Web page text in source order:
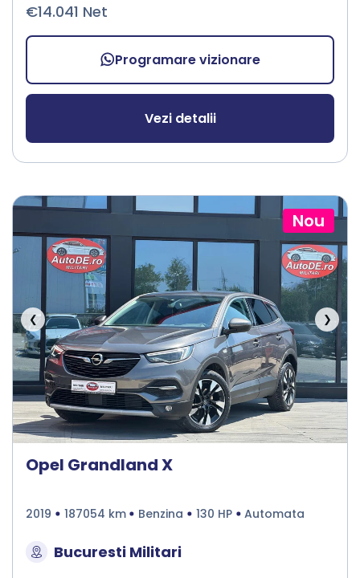
€14.041 Net
Programare vizionare
Vezi detalii
Nou
❮ ❯
Opel Grandland X
2019 187054 km Benzina 130 HP Automata
Bucuresti Militari